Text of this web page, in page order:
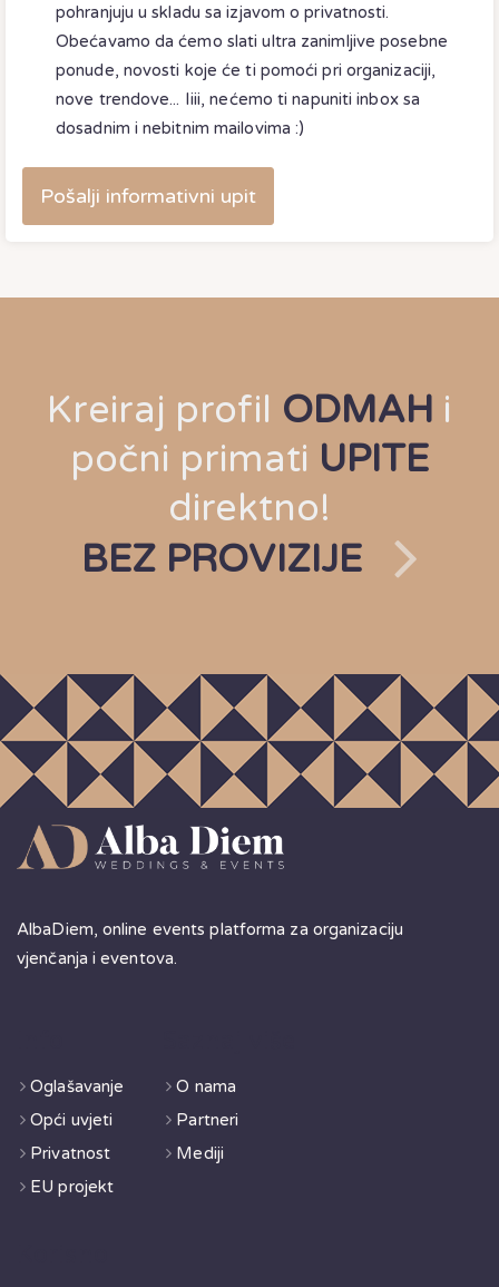
pohranjuju u skladu saizjavom o privatnosti.
Obećavamo da ćemo slati ultra zanimljive posebne
ponude, novosti koje će ti pomoći pri organizaciji,
nove trendove... Iiii, nećemo ti napuniti inbox sa
dosadnim i nebitnim mailovima :)
Pošalji informativni upit
Kreiraj profil ODMAH i
počni primati UPITE
direktno!
BEZ PROVIZIJE
AlbaDiem, online events platforma za organizaciju
vjenčanja i eventova.
Oglašavanje
Opći uvjeti
Privatnost
EU projekt
O nama
Partneri
Mediji